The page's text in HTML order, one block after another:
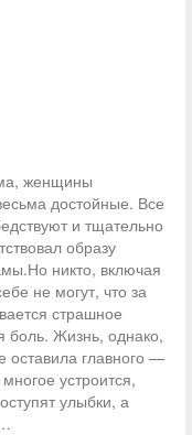
женщины
достойные. Все
и тщательно
образу
никто, включая
не могут, что за
страшное
боль. Жизнь, однако,
оставила главного —
устроится,
улыбки, а